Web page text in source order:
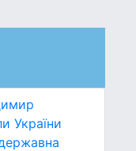
України